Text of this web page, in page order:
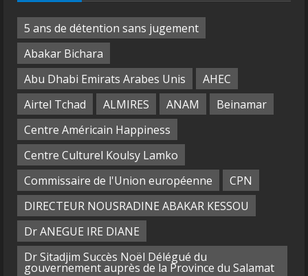
5 ans de détention sans jugement
Abakar Bichara
Abu Dhabi Emirats Arabes Unis
AHEC
Airtel Tchad
ALMIRES ANAM
Beinamar
Centre Américain Happiness
Centre Culturel Koulsy Lamko
Commissaire de l'Union européenne
CPN
DIRECTEUR NOUSRADINE ABAKAR KESSOU
Dr ANEGUE IRE DIANE
Dr Sitadjim Succès Noël Délégué du
gouvernement auprès de la Province du Salamat